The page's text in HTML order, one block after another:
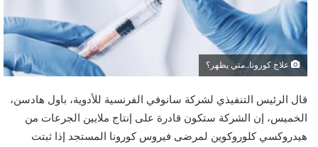
علاج كورونا..متي يظهر؟
قال الرئيس التنفيذي لشركة سانوفي الفرنسية للأدوية، باول هادسن،
الخميس، إن الشركة ستكون قادرة على إنتاج ملايين الجرعات من
هيدروكسي كلوروكوين لمرضى فيروس كورونا المستجد إذا ثبتت